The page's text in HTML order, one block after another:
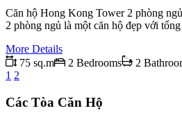
Căn hộ Hong Kong Tower 2 phòng
2 phòng ngủ là một căn hộ đẹp với
More Details
75 sq.m
2 Bedrooms 2
1 2
Các Tòa Căn Hộ